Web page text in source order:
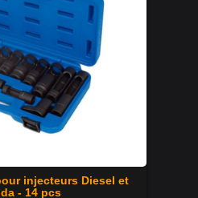
injecteurs Diesel et
- 14 pcs